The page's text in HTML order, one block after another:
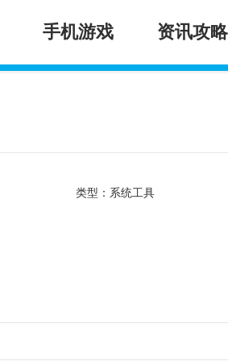
手机游戏 资讯攻略
类型：系统工具